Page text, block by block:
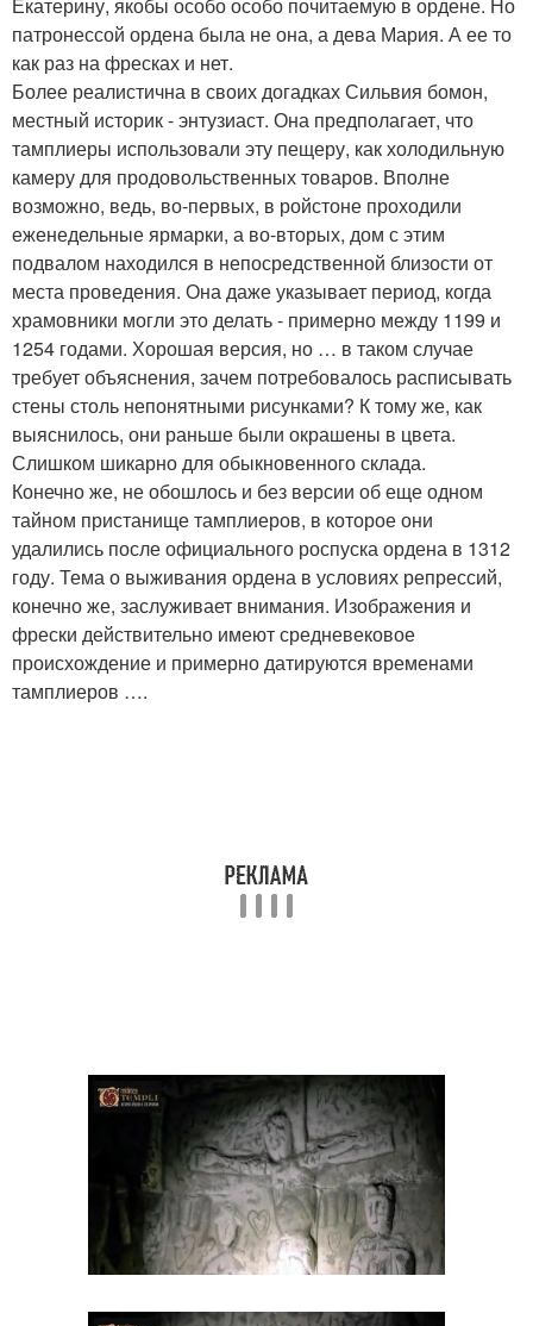
патронессой ордена была не она, а дева Мария. А ее то
как раз на фресках и нет.
Более реалистична в своих догадках Сильвия бомон,
местный историк - энтузиаст. Она предполагает, что
тамплиеры использовали эту пещеру, как холодильную
камеру для продовольственных товаров. Вполне
возможно, ведь, во-первых, в ройстоне проходили
еженедельные ярмарки, а во-вторых, дом с этим
подвалом находился в непосредственной близости от
места проведения. Она даже указывает период, когда
храмовники могли это делать - примерно между 1199 и
1254 годами. Хорошая версия, но … в таком случае
требует объяснения, зачем потребовалось расписывать
стены столь непонятными рисунками? К тому же, как
выяснилось, они раньше были окрашены в цвета.
Слишком шикарно для обыкновенного склада.
Конечно же, не обошлось и без версии об еще одном
тайном пристанище тамплиеров, в которое они
удалились после официального роспуска ордена в 1312
году. Тема о выживания ордена в условиях репрессий,
конечно же, заслуживает внимания. Изображения и
фрески действительно имеют средневековое
происхождение и примерно датируются временами
тамплиеров ….